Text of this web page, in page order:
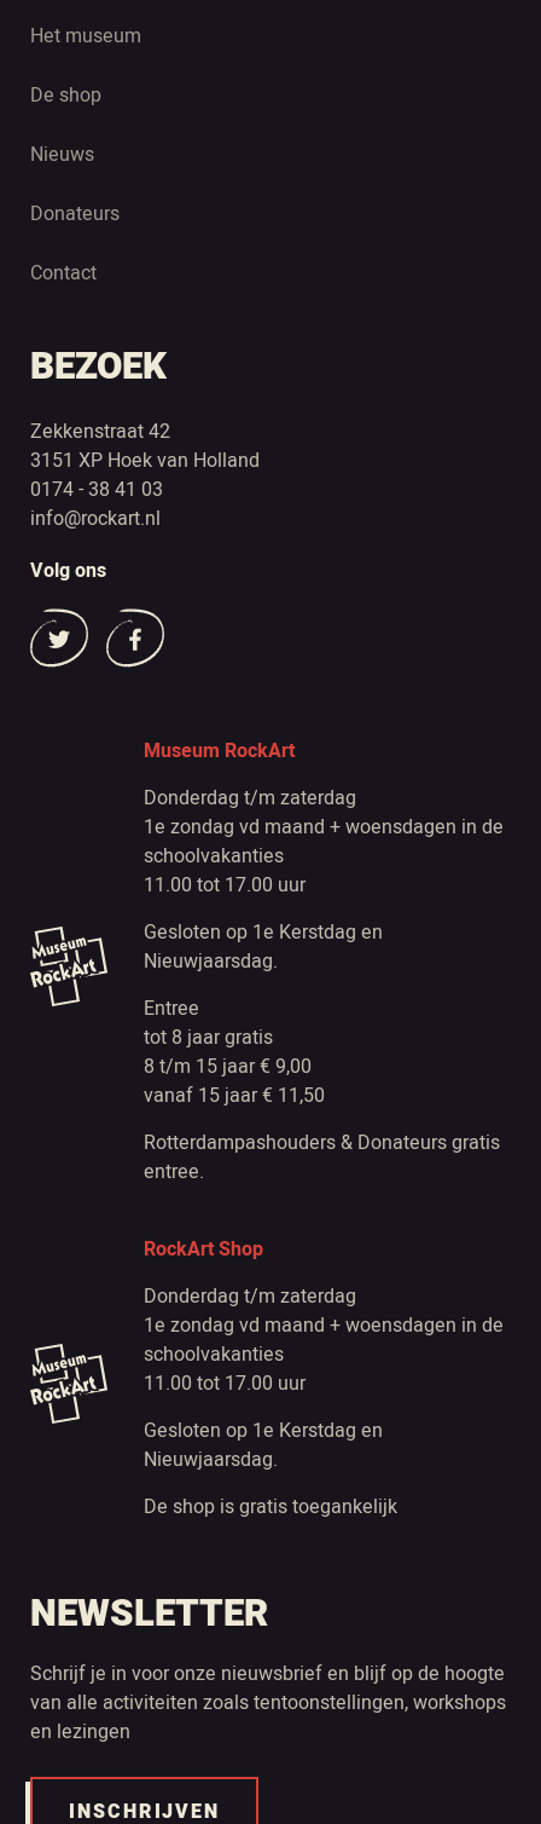
Het museum
De shop
Nieuws
Donateurs
Contact
BEZOEK
Zekkenstraat 42
3151 XP Hoek van Holland
0174 - 38 41 03
info@rockart.nl
Volg ons
Museum RockArt
Donderdag t/m zaterdag
1e zondag vd maand + woensdagen in de
schoolvakanties
11.00 tot 17.00 uur
Gesloten op 1e Kerstdag en
Nieuwjaarsdag.
Entree
tot 8 jaar gratis
8 t/m 15 jaar € 9,00
vanaf 15 jaar € 11,50
Rotterdampashouders & Donateurs gratis
entree.
RockArt Shop
Donderdag t/m zaterdag
1e zondag vd maand + woensdagen in de
schoolvakanties
11.00 tot 17.00 uur
Gesloten op 1e Kerstdag en
Nieuwjaarsdag.
De shop is gratis toegankelijk
NEWSLETTER
Schrijf je in voor onze nieuwsbrief en blijf op de hoogte
van alle activiteiten zoals tentoonstellingen, workshops
en lezingen
INSCHRIJVEN